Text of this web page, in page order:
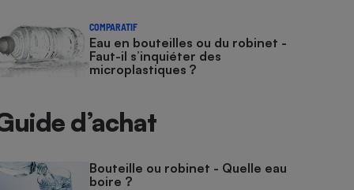
COMPARATIF
Eau en bouteilles ou du robinet -
Faut-il s’inquiéter des
microplastiques ?
d’achat
Bouteille ou robinet - Quelle eau
boire ?